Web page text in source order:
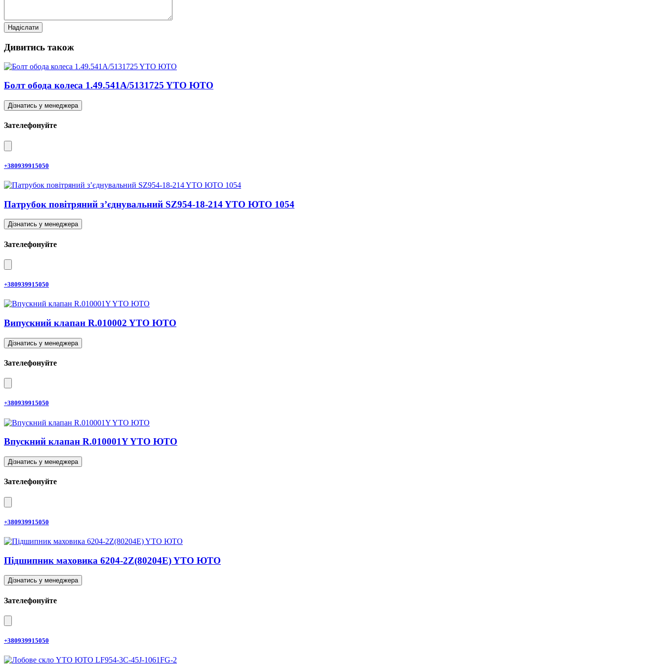
Дивитись також
Болт обода колеса 1.49.541A/5131725 YTO ЮТО
Дізнатись у менеджера
Зателефонуйте
+380939915050
Патрубок повітряний з’єднувальний SZ954-18-214 YTO ЮТО 1054
Дізнатись у менеджера
Зателефонуйте
+380939915050
Випускний клапан R.010002 YTO ЮТО
Дізнатись у менеджера
Зателефонуйте
+380939915050
Впускний клапан R.010001Y YTO ЮТО
Дізнатись у менеджера
Зателефонуйте
+380939915050
Підшипник маховика 6204-2Z(80204E) YTO ЮТО
Дізнатись у менеджера
Зателефонуйте
+380939915050